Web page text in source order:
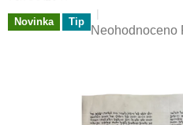
Novinka Tip
Průměrné
0,0
z
Neohodnoceno